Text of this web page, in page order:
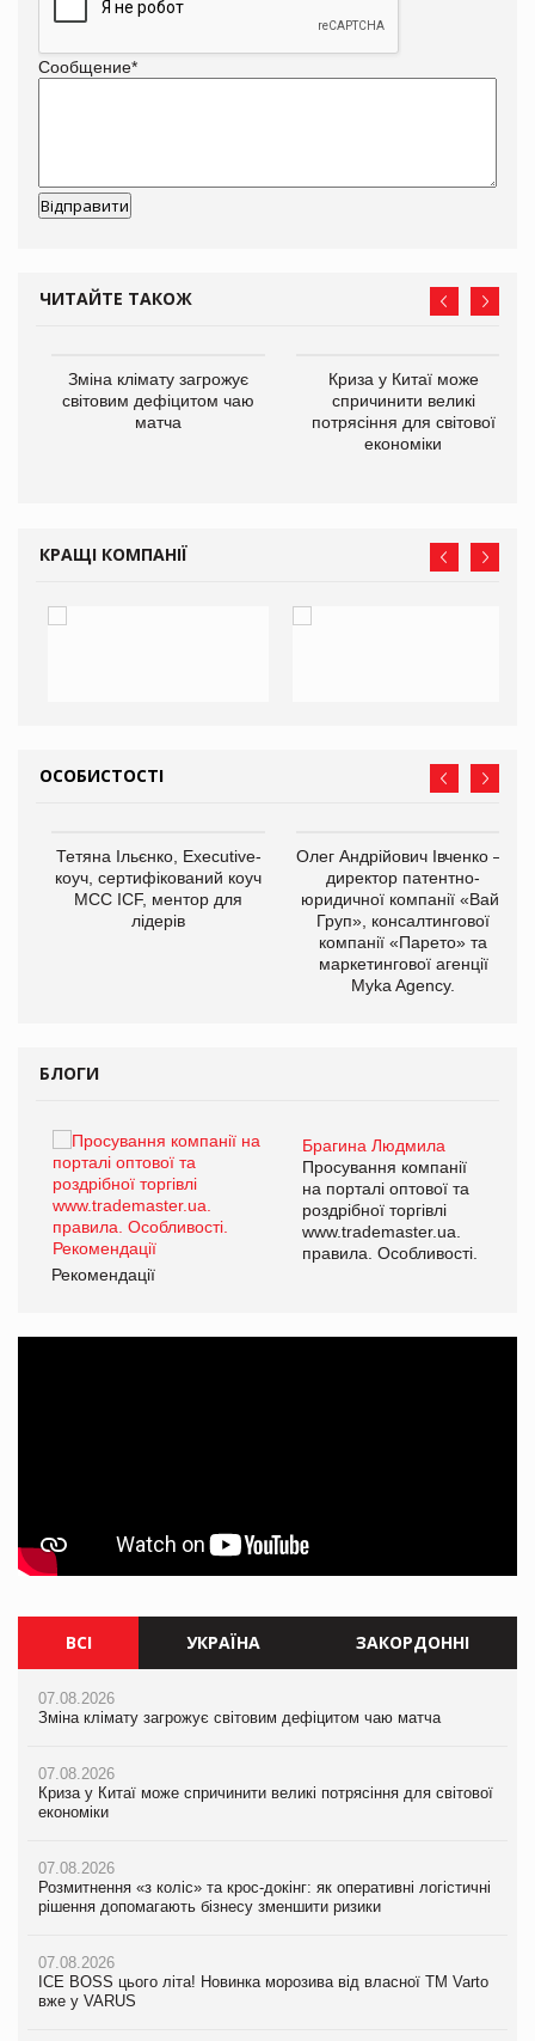
Сообщение*
ЧИТАЙТЕ ТАКОЖ
Зміна клімату загрожує
світовим дефіцитом чаю
матча
Криза у Китаї може
спричинити великі
потрясіння для світової
економіки
КРАЩІ КОМПАНІЇ
ОСОБИСТОСТІ
Тетяна Ільєнко, Executive-
коуч, сертифікований коуч
МСС ICF, ментор для
лідерів
Олег Андрійович Івченко —
директор патентно-
юридичної компанії «Вайз
Груп», консалтингової
компанії «Парето» та
маркетингової агенції
Myka Agency.
БЛОГИ
Брагина Людмила
Просування компанії
на порталі оптової та
роздрібної торгівлі
www.trademaster.ua.
правила. Особливості.
Рекомендації
ВСІ УКРАЇНА ЗАКОРДОННІ
07.08.2026
Зміна клімату загрожує світовим дефіцитом чаю матча
07.08.2026
Криза у Китаї може спричинити великі потрясіння для світової
економіки
07.08.2026
Розмитнення «з коліс» та крос-докінг: як оперативні логістичні
рішення допомагають бізнесу зменшити ризики
07.08.2026
ICE BOSS цього літа! Новинка морозива від власної ТМ Varto
вже у VARUS
07.08.2026
Зміна клімату загрожує світовим дефіцитом чаю матча
07.08.2026
Криза у Китаї може спричинити великі потрясіння для світової
економіки
07.08.2026
Розмитнення «з коліс» та крос-докінг: як оперативні логістичні
рішення допомагають бізнесу зменшити ризики
07.08.2026
ICE BOSS цього літа! Новинка морозива від власної ТМ Varto
вже у VARUS
07.08.2026
Зміна клімату загрожує світовим дефіцитом чаю матча
07.08.2026
Криза у Китаї може спричинити великі потрясіння для світової
економіки
07.08.2026
Kraft Heinz скоротила збиток у першому півріччі
Продажі Hugo Boss впали на 9%